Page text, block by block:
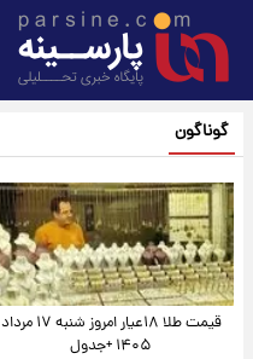
گوناگون
قیمت طلا ۱۸عیار امروز شنبه ۱۷ مرداد
۱۴۰۵ +جدول